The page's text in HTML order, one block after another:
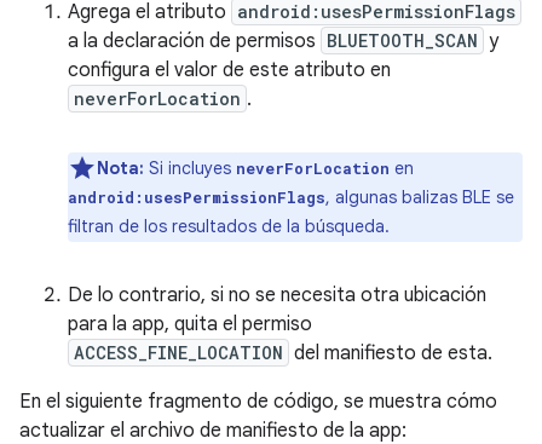
Agrega el atributo android:usesPermissionFlags
a la declaración de permisos BLUETOOTH_SCAN y
configura el valor de este atributo en
neverForLocation .
Nota: Si incluyes neverForLocation en
android:usesPermissionFlags, algunas balizas BLE se
filtran de los resultados de la búsqueda.
De lo contrario, si no se necesita otra ubicación
para la app, quita el permiso
ACCESS_FINE_LOCATION del manifiesto de esta.
En el siguiente fragmento de código, se muestra cómo
actualizar el archivo de manifiesto de la app: